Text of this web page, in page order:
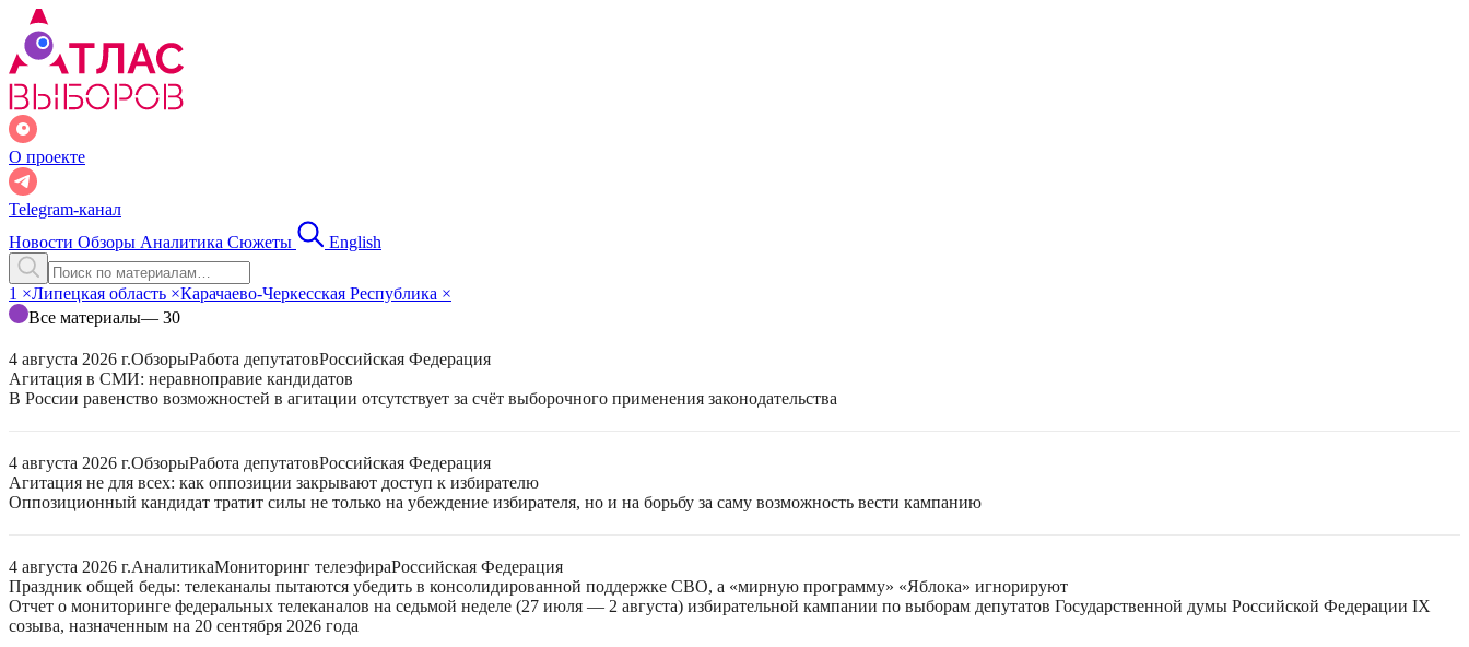
О проекте
Telegram-канал
Новости Обзоры Аналитика Сюжеты English
1 ×Липецкая область ×Карачаево-Черкесская Республика ×
Все материалы— 30
4 августа 2026 г.ОбзорыРабота депутатовРоссийская Федерация
Агитация в СМИ: неравноправие кандидатов
В России равенство возможностей в агитации отсутствует за счёт выборочного применения законодательства
4 августа 2026 г.ОбзорыРабота депутатовРоссийская Федерация
Агитация не для всех: как оппозиции закрывают доступ к избирателю
Оппозиционный кандидат тратит силы не только на убеждение избирателя, но и на борьбу за саму возможность вести кампанию
4 августа 2026 г.АналитикаМониторинг телеэфираРоссийская Федерация
Праздник общей беды: телеканалы пытаются убедить в консолидированной поддержке СВО, а «мирную программу» «Яблока» игнорируют
Отчет о мониторинге федеральных телеканалов на седьмой неделе (27 июля — 2 августа) избирательной кампании по выборам депутатов Государственной думы Российской Федерации IX
созыва, назначенным на 20 сентября 2026 года